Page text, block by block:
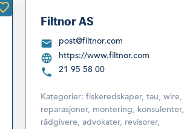
Filtnor AS
post@filtnor.com
https://www.filtnor.com
21 95 58 00
Kategorier: fiskeredskaper, tau, wire,
reparasjoner, montering, konsulenter,
rådgivere, advokater, revisorer,